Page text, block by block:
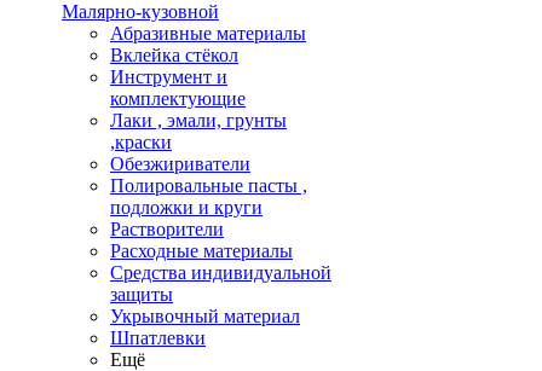
Малярно-кузовной
Абразивные материалы
Вклейка стёкол
Инструмент и
комплектующие
Лаки , эмали, грунты
,краски
Обезжириватели
Полировальные пасты ,
подложки и круги
Растворители
Расходные материалы
Средства индивидуальной
защиты
Укрывочный материал
Шпатлевки
Ещё